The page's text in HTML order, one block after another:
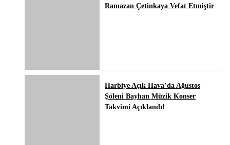
Ramazan Çetinkaya Vefat Etmiştir
Harbiye Açık Hava’da Ağustos
Şöleni Bayhan Müzik Konser
Takvimi Açıklandı!